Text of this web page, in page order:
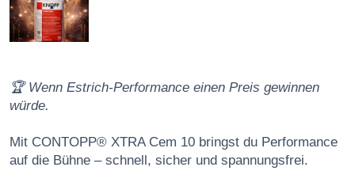
🏆 Wenn Estrich-Performance einen Preis gewinnen
würde.
Mit CONTOPP® XTRA Cem 10 bringst du Performance
auf die Bühne – schnell, sicher und spannungsfrei.